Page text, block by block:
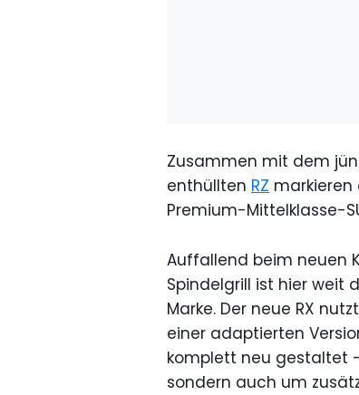
Zusammen mit dem
enthüllten RZ markieren
Premium-Mittelklasse-
Auffallend beim neuen
Spindelgrill ist hier weit
Marke. Der neue RX
einer adaptierten
komplett neu gestaltet
sondern auch um